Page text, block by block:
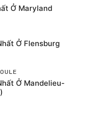
Ở Maryland
Ở Flensburg
Ở Mandelieu-